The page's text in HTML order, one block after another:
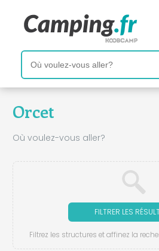
Orcet
Où voulez-vous aller?
FILTRER LES
Filtrez les structures et affinez la